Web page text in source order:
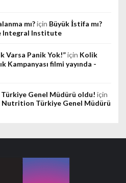
mı?için Büyük İstifa mı?
Integral Institute
Varsa Panik Yok!”için Kolik
Kampanyası filmi yayında -
Genel Müdürü oldu! için
Türkiye Genel Müdürü